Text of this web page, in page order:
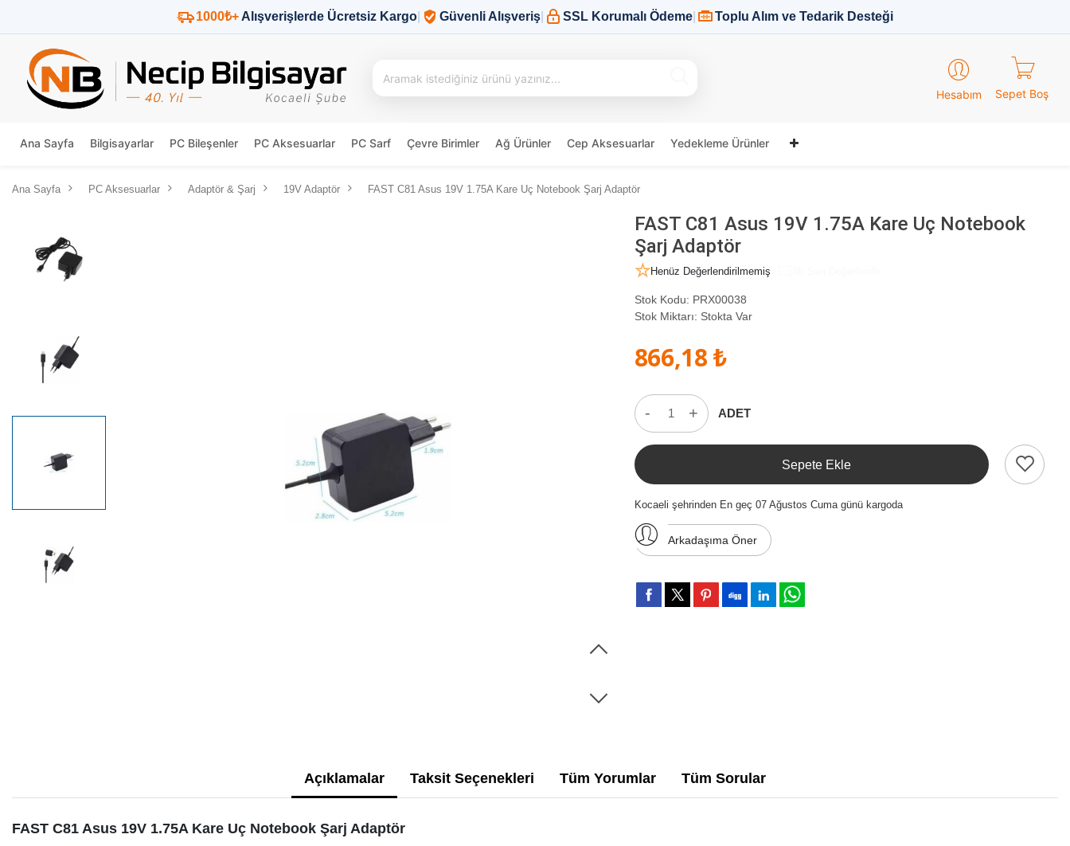
1000₺+ Alışverişlerde Ücretsiz Kargo Güvenli Alışveriş SSL Korumalı Ödeme Toplu Alım ve Tedarik Desteği
Hesabım Sepet Boş
Ana Sayfa Bilgisayarlar PC Bileşenler PC Aksesuarlar PC Sarf Çevre Birimler Ağ Ürünler Cep Aksesuarlar Yedekleme Ürünler
Ana Sayfa PC Aksesuarlar Adaptör & Şarj 19V Adaptör FAST C81 Asus 19V 1.75A Kare Uç Notebook Şarj Adaptör
FAST C81 Asus 19V 1.75A Kare Uç Notebook
Şarj Adaptör
Henüz Değerlendirilmemiş
Stok Kodu: PRX00038
Stok Miktarı: Stokta Var
866,18 ₺
- + ADET
Sepete Ekle
Kocaeli şehrinden En geç 07 Ağustos Cuma günü kargoda
Arkadaşıma Öner
Açıklamalar Taksit Seçenekleri Tüm Yorumlar Tüm Sorular
FAST C81 Asus 19V 1.75A Kare Uç Notebook Şarj Adaptör